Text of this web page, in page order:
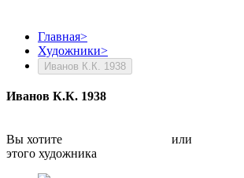
Главная>
Художники>
Иванов К.К. 1938
Иванов К.К. 1938
Вы хотите или
этого художника